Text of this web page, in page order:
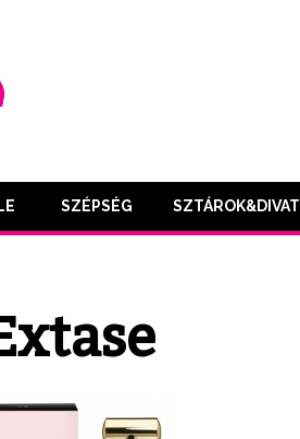
SZÉPSÉG SZTÁROK&DIVAT